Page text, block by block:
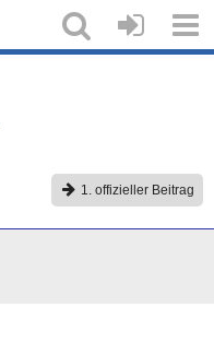
1. offizieller Beitrag